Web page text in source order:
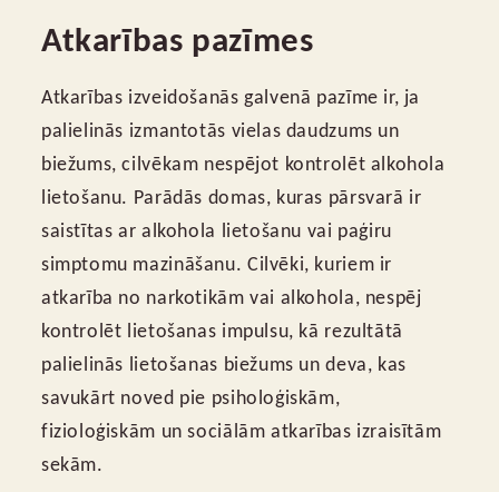
Atkarības pazīmes
Atkarības izveidošanās galvenā pazīme ir, ja
palielinās izmantotās vielas daudzums un
biežums, cilvēkam nespējot kontrolēt alkohola
lietošanu. Parādās domas, kuras pārsvarā ir
saistītas ar alkohola lietošanu vai paģiru
simptomu mazināšanu. Cilvēki, kuriem ir
atkarība no narkotikām vai alkohola, nespēj
kontrolēt lietošanas impulsu, kā rezultātā
palielinās lietošanas biežums un deva, kas
savukārt noved pie psiholoģiskām,
fizioloģiskām un sociālām atkarības izraisītām
sekām.